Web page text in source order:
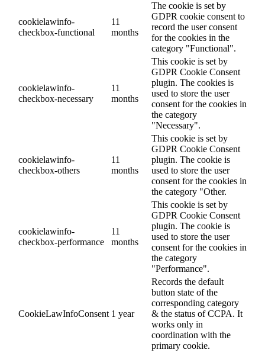
cookielawinfo-
checkbox-functional
11
months
The cookie is set by
GDPR cookie consent to
record the user consent
for the cookies in the
category "Functional".
cookielawinfo-
checkbox-necessary
11
months
This cookie is set by
GDPR Cookie Consent
plugin. The cookies is
used to store the user
consent for the cookies in
the category
"Necessary".
cookielawinfo-
checkbox-others
11
months
This cookie is set by
GDPR Cookie Consent
plugin. The cookie is
used to store the user
consent for the cookies in
the category "Other.
cookielawinfo-
checkbox-performance
11
months
This cookie is set by
GDPR Cookie Consent
plugin. The cookie is
used to store the user
consent for the cookies in
the category
"Performance".
CookieLawInfoConsent 1 year
Records the default
button state of the
corresponding category
& the status of CCPA. It
works only in
coordination with the
primary cookie.